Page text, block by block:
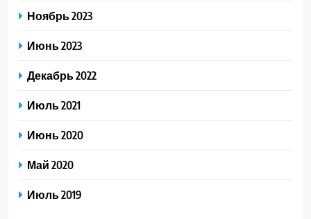
Ноябрь 2023
Июнь 2023
Декабрь 2022
Июль 2021
Июнь 2020
Май 2020
Июль 2019